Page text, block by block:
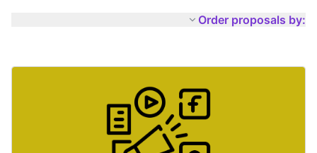
Order proposals by: